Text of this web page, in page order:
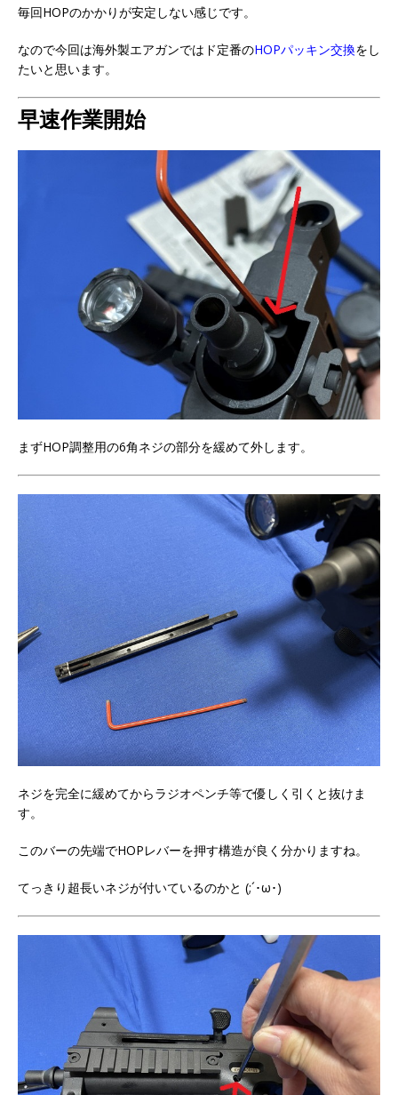
毎回HOPのかかりが安定しない感じです。
なので今回は海外製エアガンではド定番のHOPパッキン交換をし
たいと思います。
早速作業開始
まずHOP調整用の6角ネジの部分を緩めて外します。
ネジを完全に緩めてからラジオペンチ等で優しく引くと抜けま
す。
このバーの先端でHOPレバーを押す構造が良く分かりますね。
てっきり超長いネジが付いているのかと (;´･ω･)